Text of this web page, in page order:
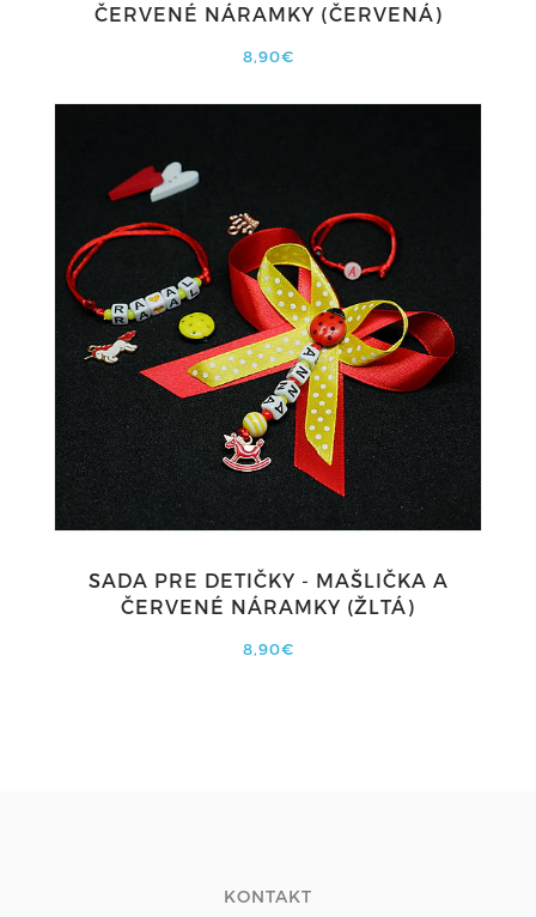
ČERVENÉ NÁRAMKY (ČERVENÁ)
8,90€
SADA PRE DETIČKY - MAŠLIČKA A
ČERVENÉ NÁRAMKY (ŽLTÁ)
8,90€
KONTAKT